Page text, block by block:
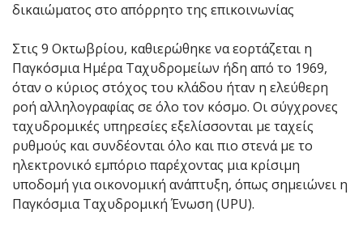
δικαιώματος στο απόρρητο της επικοινωνίας
Στις 9 Οκτωβρίου, καθιερώθηκε να εορτάζεται η
Παγκόσμια Ημέρα Ταχυδρομείων ήδη από το 1969,
όταν ο κύριος στόχος του κλάδου ήταν η ελεύθερη
ροή αλληλογραφίας σε όλο τον κόσμο. Οι σύγχρονες
ταχυδρομικές υπηρεσίες εξελίσσονται με ταχείς
ρυθμούς και συνδέονται όλο και πιο στενά με το
ηλεκτρονικό εμπόριο παρέχοντας μια κρίσιμη
υποδομή για οικονομική ανάπτυξη, όπως σημειώνει η
Παγκόσμια Ταχυδρομική Ένωση (UPU).